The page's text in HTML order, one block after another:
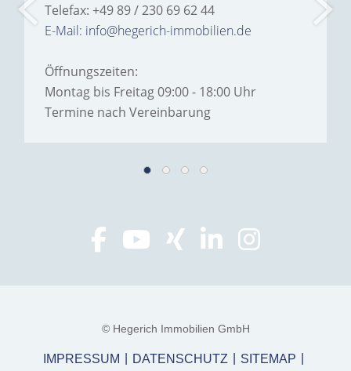
Telefax: +49 89 / 230 69 62 44
E-Mail: info@hegerich-immobilien.de
Öffnungszeiten:
Montag bis Freitag 09:00 - 18:00 Uhr
Termine nach Vereinbarung
© Hegerich Immobilien GmbH
IMPRESSUM DATENSCHUTZ SITEMAP